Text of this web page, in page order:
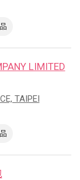
LIMITED
TAIPEI